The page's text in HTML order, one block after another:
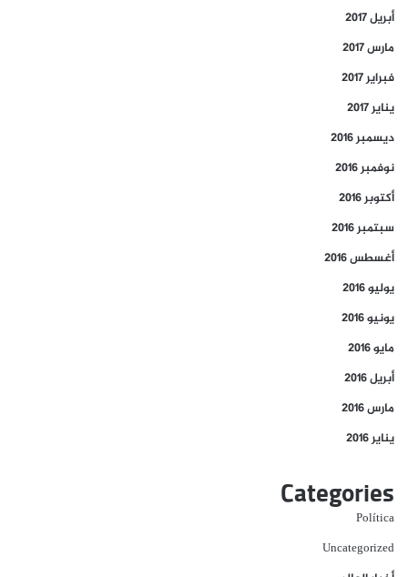
أبريل 2017
مارس 2017
فبراير 2017
يناير 2017
ديسمبر 2016
نوفمبر 2016
أكتوبر 2016
سبتمبر 2016
أغسطس 2016
يوليو 2016
يونيو 2016
مايو 2016
أبريل 2016
مارس 2016
يناير 2016
Categories
Política
Uncategorized